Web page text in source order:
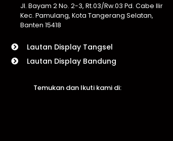
Jl. Bayam 2 No. 2-3, Rt.03/Rw.03 Pd. Cabe Ilir
Kec. Pamulang, Kota Tangerang Selatan,
Banten 15418
Lautan Display Tangsel
Lautan Display Bandung
Temukan dan Ikuti kami di: